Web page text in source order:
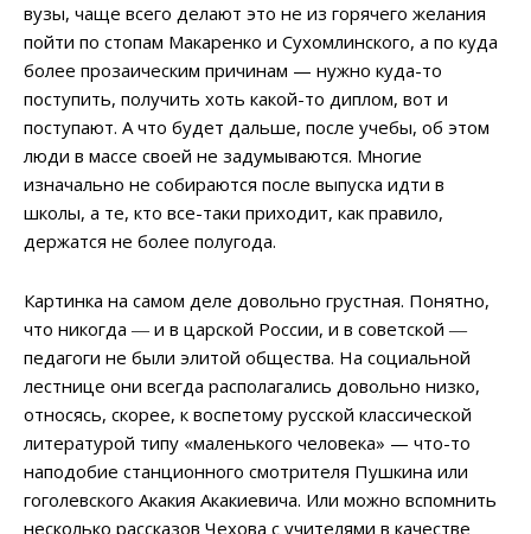
вузы, чаще всего делают это не из горячего желания
пойти по стопам Макаренко и Сухомлинского, а по куда
более прозаическим причинам — нужно куда-то
поступить, получить хоть какой-то диплом, вот и
поступают. А что будет дальше, после учебы, об этом
люди в массе своей не задумываются. Многие
изначально не собираются после выпуска идти в
школы, а те, кто все-таки приходит, как правило,
держатся не более полугода.
Картинка на самом деле довольно грустная. Понятно,
что никогда ― и в царской России, и в советской ―
педагоги не были элитой общества. На социальной
лестнице они всегда располагались довольно низко,
относясь, скорее, к воспетому русской классической
литературой типу «маленького человека» — что-то
наподобие станционного смотрителя Пушкина или
гоголевского Акакия Акакиевича. Или можно вспомнить
несколько рассказов Чехова с учителями в качестве